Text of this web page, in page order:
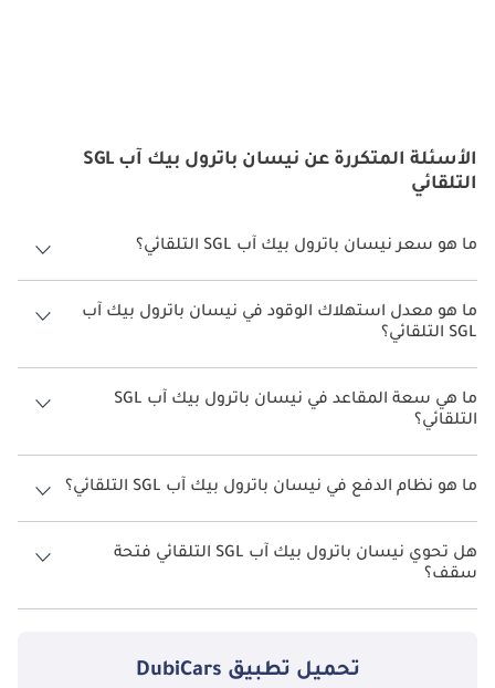
الأسئلة المتكررة عن نيسان باترول بيك آب SGL
التلقائي
ما هو سعر نيسان باترول بيك آب SGL التلقائي؟
سعر نيسان باترول بيك آب SGL التلقائي هو درهم 152,250.
ما هو معدل استهلاك الوقود في نيسان باترول بيك آب
SGL التلقائي؟
يبلغ معدل استهلاك الوقود المقترح من الشركة المصنعة لسيارة نيسان
باترول بيك آب 2026 من TBD.
ما هي سعة المقاعد في نيسان باترول بيك آب SGL
التلقائي؟
تتسع نيسان باترول بيك آب SGL التلقائي لأ 2 أشخاص.
ما هو نظام الدفع في نيسان باترول بيك آب SGL التلقائي؟
نظام الدفع في نيسان باترول بيك آب All Wheel Drive SGL التلقائي.
هل تحوي نيسان باترول بيك آب SGL التلقائي فتحة
سقف؟
نعم توفر نيسان باترول بيك آب SGL التلقائي فتحة السقف كخيار.
تحميل تطبيق DubiCars